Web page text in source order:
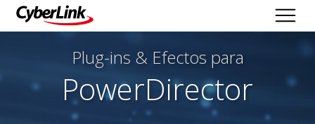
Plug-ins & Efectos para
PowerDirector